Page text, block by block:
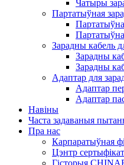
Чатыры
Партатыўная
Зарадны кабель
Зарадны
Зарадны
Адаптар для
Адаптар
Адаптар
Навіны
Часта задаваныя
Пра нас
Карпаратыўная
Цэнтр
Гісторыя